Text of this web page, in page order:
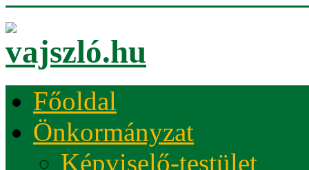
Főoldal
Önkormányzat
Képviselő-testület